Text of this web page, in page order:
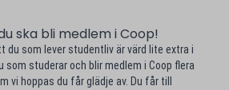
ska bli medlem i Coop!
du som lever studentliv är värd lite extra i
som studerar och blir medlem i Coop flera
vi hoppas du får glädje av. Du får till